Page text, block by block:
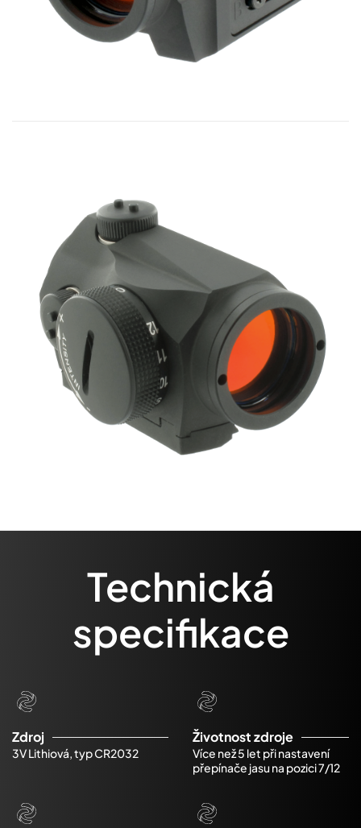
Technická
specifikace
Zdroj
3V Lithiová, typ CR2032
Životnost zdroje
Více než 5 let při nastavení
přepínače jasu na pozici 7/12